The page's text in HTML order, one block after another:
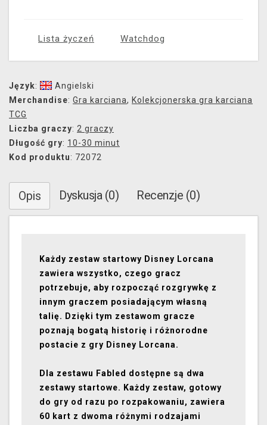
Lista życzeń Watchdog
Język:
Angielski
Merchandise: Gra karciana, Kolekcjonerska gra karciana
TCG
Liczba graczy: 2 graczy
Długość gry: 10-30 minut
Kod produktu: 72072
Opis Dyskusja (0) Recenzje (0)
Każdy zestaw startowy Disney Lorcana
zawiera wszystko, czego gracz
potrzebuje, aby rozpocząć rozgrywkę z
innym graczem posiadającym własną
talię. Dzięki tym zestawom gracze
poznają bogatą historię i różnorodne
postacie z gry Disney Lorcana.
Dla zestawu Fabled dostępne są dwa
zestawy startowe. Każdy zestaw, gotowy
do gry od razu po rozpakowaniu, zawiera
60 kart z dwoma różnymi rodzajami